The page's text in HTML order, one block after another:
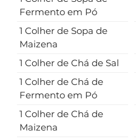
Fermento em Pó
1 Colher de Sopa de
Maizena
1 Colher de Chá de Sal
1 Colher de Chá de
Fermento em Pó
1 Colher de Chá de
Maizena